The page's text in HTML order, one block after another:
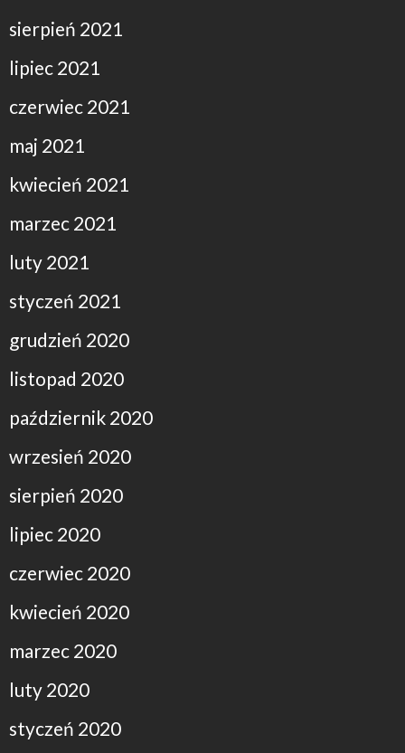
sierpień 2021
lipiec 2021
czerwiec 2021
maj 2021
kwiecień 2021
marzec 2021
luty 2021
styczeń 2021
grudzień 2020
listopad 2020
październik 2020
wrzesień 2020
sierpień 2020
lipiec 2020
czerwiec 2020
kwiecień 2020
marzec 2020
luty 2020
styczeń 2020